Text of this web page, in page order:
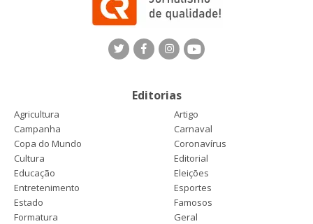
Editorias
Agricultura
Artigo
Campanha
Carnaval
Copa do Mundo
Coronavírus
Cultura
Editorial
Educação
Eleições
Entretenimento
Esportes
Estado
Famosos
Formatura
Geral